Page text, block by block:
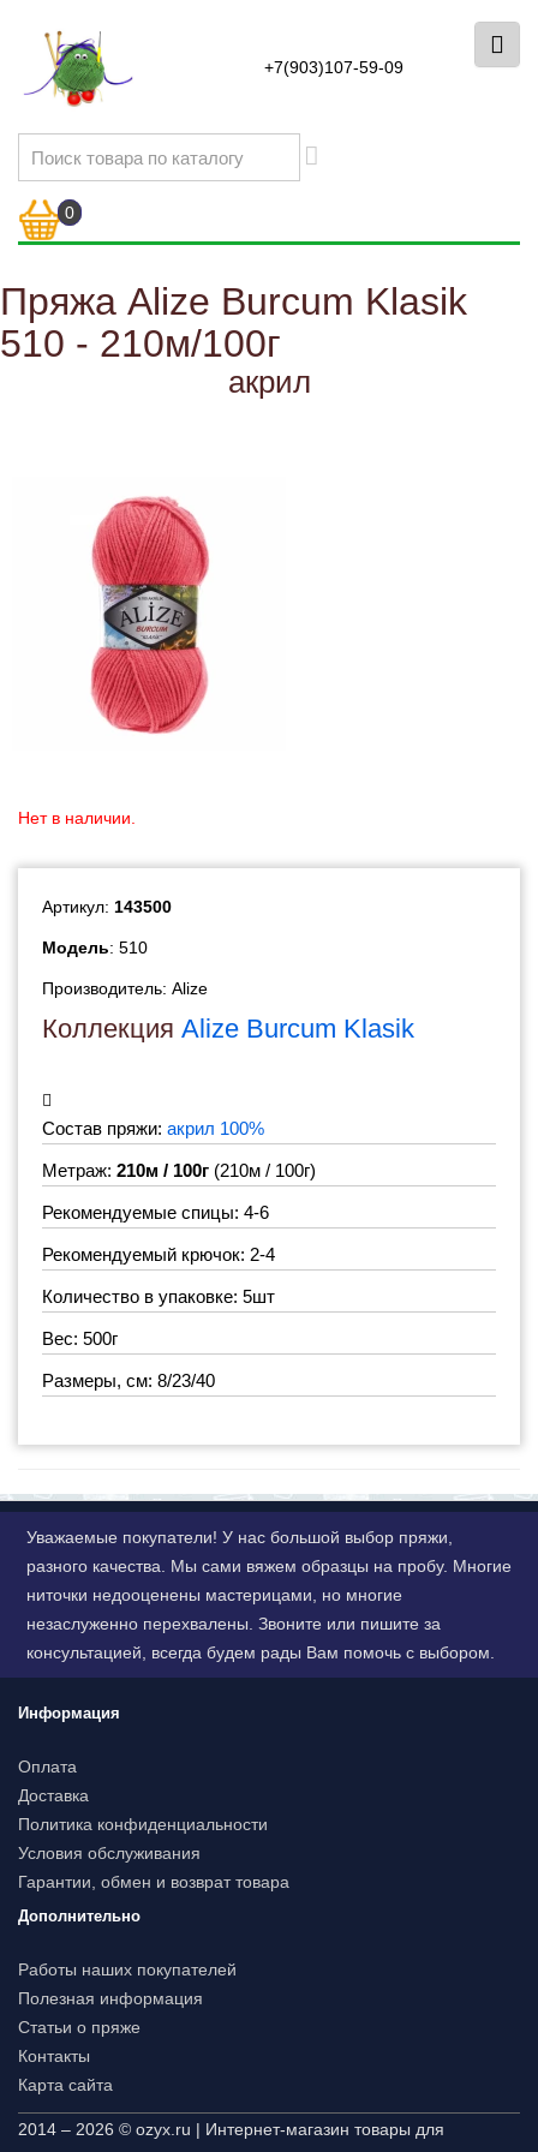
+7(903)107-59-09
0
Пряжа Alize Burcum Klasik
510 - 210м/100г
акрил
Нет в наличии.
Артикул: 143500
Модель: 510
Производитель: Alize
Коллекция Alize Burcum Klasik
Состав пряжи: акрил 100%
Метраж: 210м / 100г (210м / 100г)
Рекомендуемые спицы: 4-6
Рекомендуемый крючок: 2-4
Количество в упаковке: 5шт
Вес: 500г
Размеры, см: 8/23/40
Уважаемые покупатели! У нас большой выбор пряжи,
разного качества. Мы сами вяжем образцы на пробу. Многие
ниточки недооценены мастерицами, но многие
незаслуженно перехвалены. Звоните или пишите за
консультацией, всегда будем рады Вам помочь с выбором.
Информация
Оплата
Доставка
Политика конфиденциальности
Условия обслуживания
Гарантии, обмен и возврат товара
Дополнительно
Работы наших покупателей
Полезная информация
Статьи о пряже
Контакты
Карта сайта
2014 – 2026 © ozyx.ru | Интернет-магазин товары для